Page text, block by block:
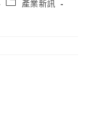
產業新訊